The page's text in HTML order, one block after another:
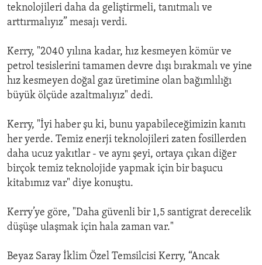
teknolojileri daha da geliştirmeli, tanıtmalı ve
arttırmalıyız” mesajı verdi.
Kerry, "2040 yılına kadar, hız kesmeyen kömür ve
petrol tesislerini tamamen devre dışı bırakmalı ve yine
hız kesmeyen doğal gaz üretimine olan bağımlılığı
büyük ölçüde azaltmalıyız" dedi.
Kerry, "İyi haber şu ki, bunu yapabileceğimizin kanıtı
her yerde. Temiz enerji teknolojileri zaten fosillerden
daha ucuz yakıtlar - ve aynı şeyi, ortaya çıkan diğer
birçok temiz teknolojide yapmak için bir başucu
kitabımız var" diye konuştu.
Kerry’ye göre, "Daha güvenli bir 1,5 santigrat derecelik
düşüşe ulaşmak için hala zaman var."
Beyaz Saray İklim Özel Temsilcisi Kerry, “Ancak